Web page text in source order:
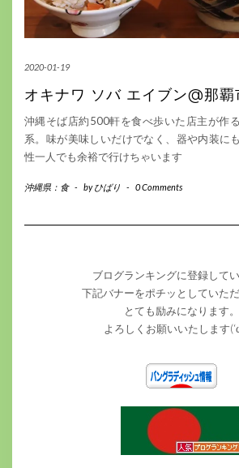
2020-01-19
オキナワ ソバ エイブン@那覇
沖縄そば店約500軒を食べ歩いた店主が作
系。味が美味しいだけでなく、器や内装に
性一人でも余裕で行けちゃいます
沖縄県：食 - byひばり - 0 Comments
ブログランキングに登録してい
下記バナーをポチッとしていただ
とても励みになります。
よろしくお願いいたします